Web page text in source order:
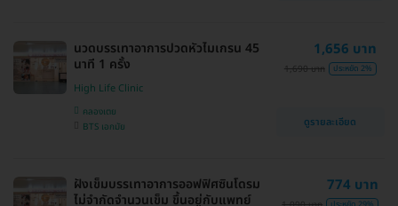
นวดบรรเทาอาการปวดหัวไมเกรน 45
นาที 1 ครั้ง
High Life Clinic
คลองเตย
BTS เอกมัย
1,656 บาท
1,690 บาท ประหยัด 2%
ดูรายละเอียด
ฝังเข็มบรรเทาอาการออฟฟิศซินโดรม
ไม่จำกัดจำนวนเข็ม ขึ้นอยู่กับแพทย์
774 บาท